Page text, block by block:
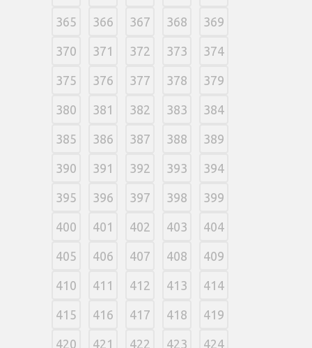
365 366 367 368 369
370 371 372 373 374
375 376 377 378 379
380 381 382 383 384
385 386 387 388 389
390 391 392 393 394
395 396 397 398 399
400 401 402 403 404
405 406 407 408 409
410 411 412 413 414
415 416 417 418 419
420 421 422 423 424